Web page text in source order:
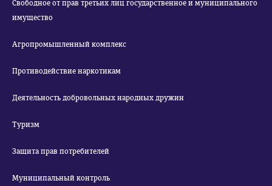
Свободное от прав третьих лиц государственное и муниципального
имущество
Агропромышленный комплекс
Противодействие наркотикам
Деятельность добровольных народных дружин
Туризм
Защита прав потребителей
Муниципальный контроль